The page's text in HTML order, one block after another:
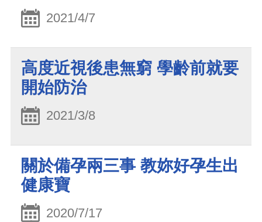
2021/4/7
高度近視後患無窮 學齡前就要
開始防治
2021/3/8
關於備孕兩三事 教妳好孕生出
健康寶
2020/7/17